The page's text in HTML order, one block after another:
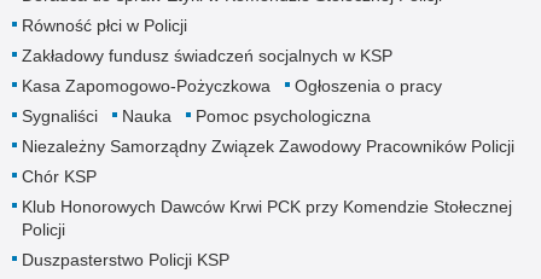
Równość płci w Policji
Zakładowy fundusz świadczeń socjalnych w KSP
Kasa Zapomogowo-Pożyczkowa
Ogłoszenia o pracy
Sygnaliści
Nauka
Pomoc psychologiczna
Niezależny Samorządny Związek Zawodowy Pracowników Policji
Chór KSP
Klub Honorowych Dawców Krwi PCK przy Komendzie Stołecznej
Policji
Duszpasterstwo Policji KSP